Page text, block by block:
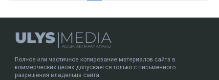
Полное или частичное копирование материалов сайта в
коммерческих целях допускается только с письменного
разрешения владельца сайта.